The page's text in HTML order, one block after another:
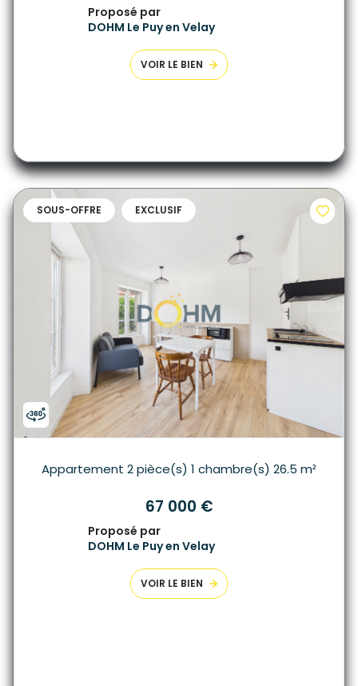
Proposé par
DOHM Le Puy en Velay
VOIR LE BIEN
SOUS-OFFRE EXCLUSIF
Appartement 2 pièce(s) 1 chambre(s) 26.5 m²
67 000 €
Proposé par
DOHM Le Puy en Velay
VOIR LE BIEN